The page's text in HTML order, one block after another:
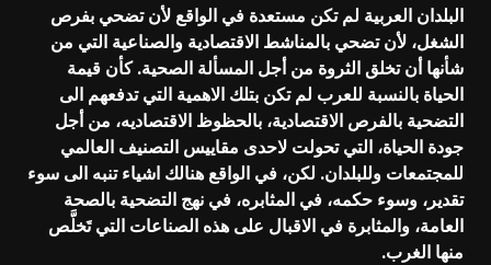
البلدان العربية لم تكن مستعدة في الواقع لأن تضحي بفرص
الشغل، لأن تضحي بالمناشط الاقتصادية والصناعية التي من
شأنها أن تخلق الثروة من أجل المسألة الصحية. كأن قيمة
الحياة بالنسبة للعرب لم تكن بتلك الاهمية التي تدفعهم الى
التضحية بالفرص الاقتصادية، بالحظوظ الاقتصاديه، من أجل
جودة الحياة، التي تحولت لاحدى مقاييس التصنيف العالمي
للمجتمعات وللبلدان. لكن، في الواقع هنالك اشياء تنبه الى سوء
تقدير، وسوء حكمه، في المثابره، في نهج التضحية بالصحة
العامة، والمثابرة في الاقبال على هذه الصناعات التي تَخلَّص
منها الغرب.